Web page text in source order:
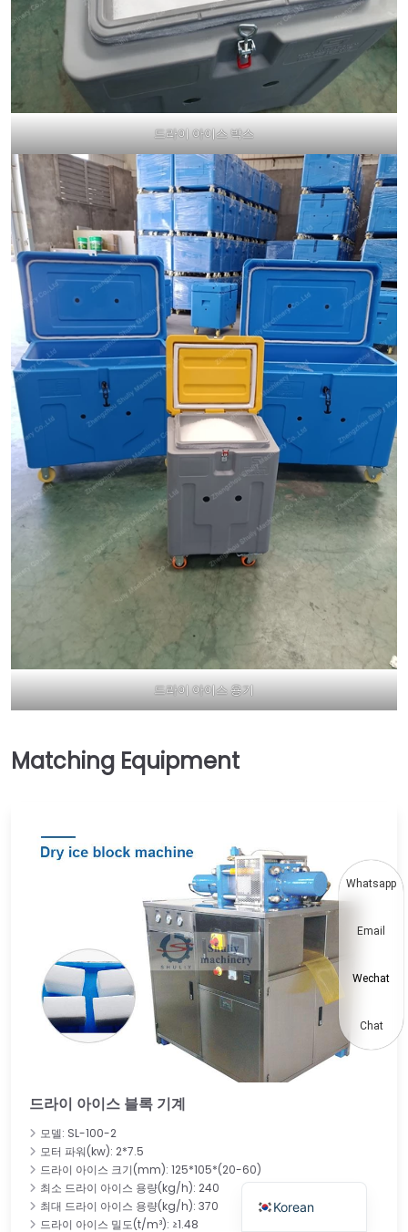
드라이 아이스 박스
드라이 아이스 용기
드라이 아이스 블록 기계
모델: SL-100-2
모터 파워(kw): 2*7.5
드라이 아이스 크기(mm): 125*105*(20-60)
최소 드라이 아이스 용량(kg/h): 240
최대 드라이 아이스 용량(kg/h): 370
드라이 아이스 밀도(t/m³): ≥1.48
Korean
German
Portuguese
Russian
Spanish
Chinese
Hindi
Japanese
Vietnamese
Italian
Whatsapp
Email
Wechat
Chat